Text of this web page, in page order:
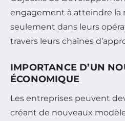
engagement à atteindre la
seulement dans leurs
travers leurs chaînes
IMPORTANCE D’UN
ÉCONOMIQUE
Les entreprises peuvent
créant de nouveaux